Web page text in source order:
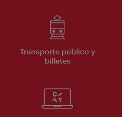
Transporte público y
billetes